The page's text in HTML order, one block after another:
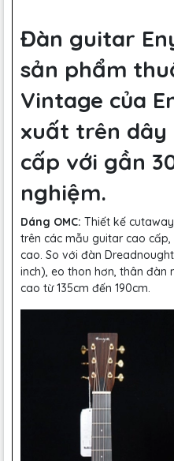
Đàn guitar
sản phẩm
Vintage của
xuất trên dây
cấp với gần
nghiệm.
Dáng OMC: Thiết kế
trên các mẫu guitar cao
cao. So với đàn
inch), eo thon hơn, thân đàn
cao từ 135cm đến 190cm.